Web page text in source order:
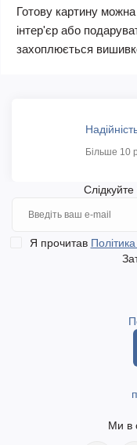
Готову картину
інтер'єр або
захоплюється
Більше 10
Я прочитав
Ми в